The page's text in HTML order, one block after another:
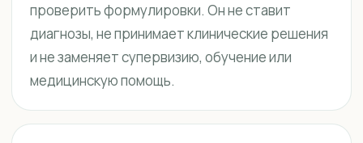
проверить формулировки. Он не ставит
диагнозы, не принимает клинические решения
и не заменяет супервизию, обучение или
медицинскую помощь.